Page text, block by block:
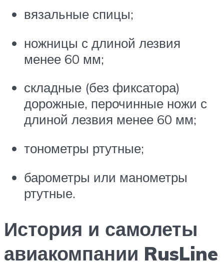
вязальные спицы;
ножницы с длиной лезвия
менее 60 мм;
складные (без фиксатора)
дорожные, перочинные ножи с
длиной лезвия менее 60 мм;
тонометры ртутные;
барометры или манометры
ртутные.
История и самолеты
авиакомпании RusLine